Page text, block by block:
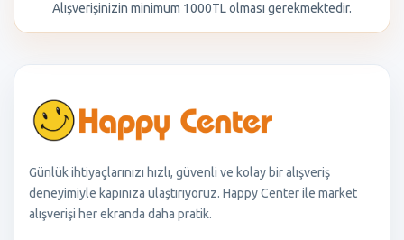
Alışverişinizin minimum 1000TL olması gerekmektedir.
Günlük ihtiyaçlarınızı hızlı, güvenli ve kolay bir alışveriş
deneyimiyle kapınıza ulaştırıyoruz. Happy Center ile market
alışverişi her ekranda daha pratik.